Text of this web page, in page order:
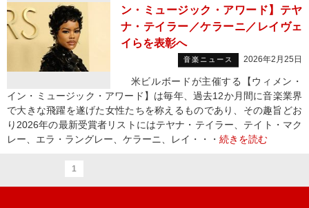
ン・ミュージック・アワード】テヤ
ナ・テイラー／ケラーニ／レイヴェ
イらを表彰へ
音楽ニュース 2026年2月25日
米ビルボードが主催する【ウィメン・
イン・ミュージック・アワード】は毎年、過去12か月間に音楽業界
で大きな飛躍を遂げた女性たちを称えるものであり、その趣旨どお
り2026年の最新受賞者リストにはテヤナ・テイラー、テイト・マク
レー、エラ・ラングレー、ケラーニ、レイ・・・ 続きを読む
1